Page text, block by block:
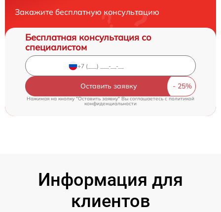
Закажите бесплатную консультацию
Бесплатная консультация со
специалистом
Оставить заявку
Нажимая на кнопку "Оставить заявку" Вы соглашаетесь cполитикой
конфиденциальности
Информация для
клиентов